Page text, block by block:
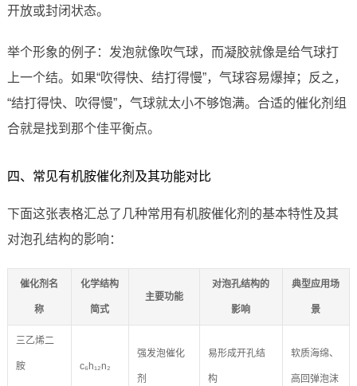
开放或封闭状态。
举个形象的例子：发泡就像吹气球，而凝胶就像是给气球打
上一个结。如果“吹得快、结打得慢”，气球容易爆掉；反之，
“结打得快、吹得慢”，气球就太小不够饱满。合适的催化剂组
合就是找到那个佳平衡点。
四、常见有机胺催化剂及其功能对比
下面这张表格汇总了几种常用有机胺催化剂的基本特性及其
对泡孔结构的影响：
催化剂名
称
化学结构
简式
主要功能
对泡孔结构的
影响
典型应用场
景
三乙烯二
胺 c₆h₁₂n₂
强发泡催化
剂
易形成开孔结
构
软质海绵、
高回弹泡沫